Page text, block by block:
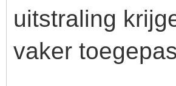
uitstraling
vaker